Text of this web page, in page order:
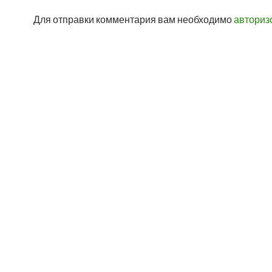
Для отправки комментария вам необходимо